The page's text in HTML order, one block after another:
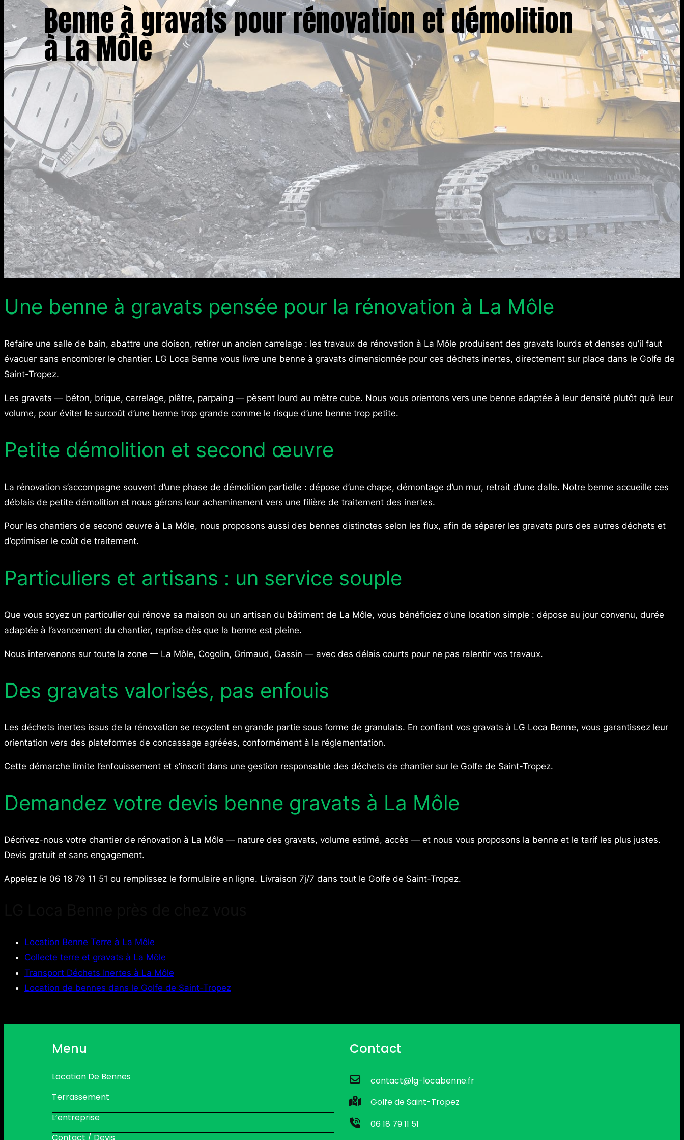
Benne à gravats pour rénovation et démolition
à La Môle
Une benne à gravats pensée pour la rénovation à La Môle
Refaire une salle de bain, abattre une cloison, retirer un ancien carrelage : les travaux de rénovation à La Môle produisent des gravats lourds et denses qu’il faut
évacuer sans encombrer le chantier. LG Loca Benne vous livre une benne à gravats dimensionnée pour ces déchets inertes, directement sur place dans le Golfe de
Saint-Tropez.
Les gravats — béton, brique, carrelage, plâtre, parpaing — pèsent lourd au mètre cube. Nous vous orientons vers une benne adaptée à leur densité plutôt qu’à leur
volume, pour éviter le surcoût d’une benne trop grande comme le risque d’une benne trop petite.
Petite démolition et second œuvre
La rénovation s’accompagne souvent d’une phase de démolition partielle : dépose d’une chape, démontage d’un mur, retrait d’une dalle. Notre benne accueille ces
déblais de petite démolition et nous gérons leur acheminement vers une filière de traitement des inertes.
Pour les chantiers de second œuvre à La Môle, nous proposons aussi des bennes distinctes selon les flux, afin de séparer les gravats purs des autres déchets et
d’optimiser le coût de traitement.
Particuliers et artisans : un service souple
Que vous soyez un particulier qui rénove sa maison ou un artisan du bâtiment de La Môle, vous bénéficiez d’une location simple : dépose au jour convenu, durée
adaptée à l’avancement du chantier, reprise dès que la benne est pleine.
Nous intervenons sur toute la zone — La Môle, Cogolin, Grimaud, Gassin — avec des délais courts pour ne pas ralentir vos travaux.
Des gravats valorisés, pas enfouis
Les déchets inertes issus de la rénovation se recyclent en grande partie sous forme de granulats. En confiant vos gravats à LG Loca Benne, vous garantissez leur
orientation vers des plateformes de concassage agréées, conformément à la réglementation.
Cette démarche limite l’enfouissement et s’inscrit dans une gestion responsable des déchets de chantier sur le Golfe de Saint-Tropez.
Demandez votre devis benne gravats à La Môle
Décrivez-nous votre chantier de rénovation à La Môle — nature des gravats, volume estimé, accès — et nous vous proposons la benne et le tarif les plus justes.
Devis gratuit et sans engagement.
Appelez le 06 18 79 11 51 ou remplissez le formulaire en ligne. Livraison 7j/7 dans tout le Golfe de Saint-Tropez.
Location Benne Terre à La Môle
Collecte terre et gravats à La Môle
Transport Déchets Inertes à La Môle
Location de bennes dans le Golfe de Saint-Tropez
Menu
Location De Bennes
Terrassement
L’entreprise
Contact / Devis
Contact
contact@lg-locabenne.fr
Golfe de Saint-Tropez
06 18 79 11 51